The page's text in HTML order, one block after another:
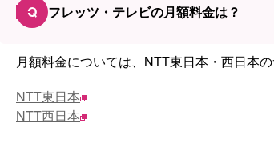
Q フレッツ・テレビの月額料金は？
月額料金については、NTT東日本・西日本の
NTT東日本
NTT西日本